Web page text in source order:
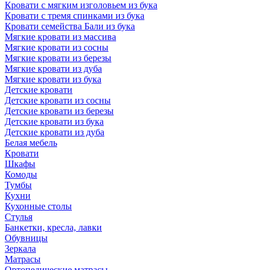
Кровати с мягким изголовьем из бука
Кровати с тремя спинками из бука
Кровати семейства Бали из бука
Мягкие кровати из массива
Мягкие кровати из сосны
Мягкие кровати из березы
Мягкие кровати из дуба
Мягкие кровати из бука
Детские кровати
Детские кровати из сосны
Детские кровати из березы
Детские кровати из бука
Детские кровати из дуба
Белая мебель
Кровати
Шкафы
Комоды
Тумбы
Кухни
Кухонные столы
Стулья
Банкетки, кресла, лавки
Обувницы
Зеркала
Матрасы